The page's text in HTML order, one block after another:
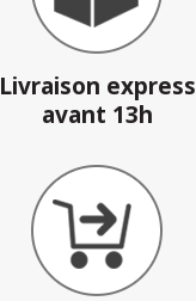
Livraison express
avant 13h